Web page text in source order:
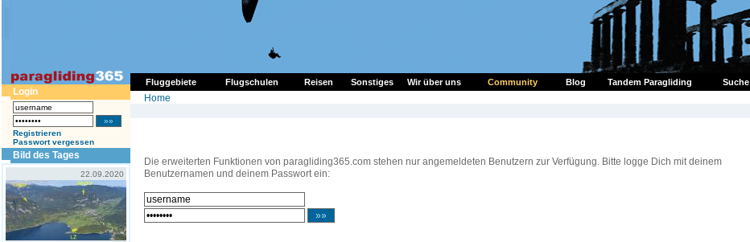
Fluggebiete Flugschulen Reisen Sonstiges Wir über uns Suche
Community Blog Tandem Paragliding
Login
Registrieren
Passwort vergessen
Bild des Tages
22.09.2020
Home
Die erweiterten Funktionen von paragliding365.com stehen nur angemeldeten Benutzern zur Verfügung. Bitte logge Dich mit deinem
Benutzernamen und deinem Passwort ein: